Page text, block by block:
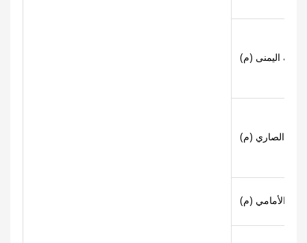
اليمنى (م)
(عند الصاري (م)
الأمامي (م)